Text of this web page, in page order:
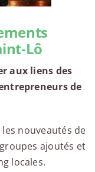
Lô
aux liens des
de
nouveautés de
ajoutés et
locales.